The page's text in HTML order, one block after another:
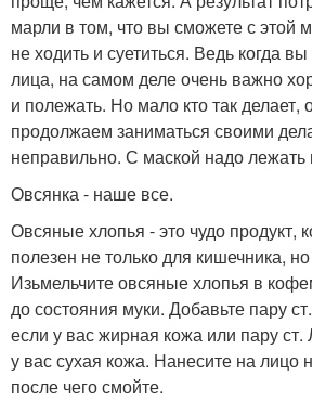
марли в том, что вы сможете с этой
не ходить и суетиться. Ведь когда
лица, на самом деле очень важно
и полежать. Но мало кто так
продолжаем заниматься своими
неправильно. С маской надо лежать
Овсянка - наше все.
Овсяные хлопья - это чудо продукт,
полезен не только для кишечника,
Изьмельчите овсяные хлопья в
до состояния муки. Добавьте пару
если у вас жирная кожа или пару
у вас сухая кожа. Нанесите на лицо
после чего смойте.